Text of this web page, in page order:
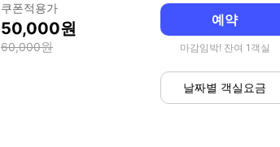
쿠폰적용가
50,000
60,000
예약
마감임박! 잔여 1객실
날짜별 객실요금